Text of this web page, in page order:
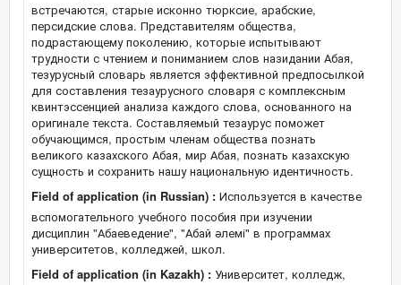
встречаются, старые исконно тюрксие, арабские,
персидские слова. Представителям общества,
подрастающему поколению, которые испытывают
трудности с чтением и пониманием слов назидании Абая,
тезурусный словарь является эффективной предпосылкой
для составления тезаурусного словаря с комплексным
квинтэссенцией анализа каждого слова, основанного на
оригинале текста. Составляемый тезаурус поможет
обучающимся, простым членам общества познать
великого казахского Абая, мир Абая, познать казахскую
сущность и сохранить нашу национальную идентичность.
Field of application (in Russian) : Используется в качестве
вспомогательного учебного пособия при изучении
дисциплин "Абаеведение", "Абай әлемі" в программах
университетов, колледжей, школ.
Field of application (in Kazakh) : Университет, колледж,